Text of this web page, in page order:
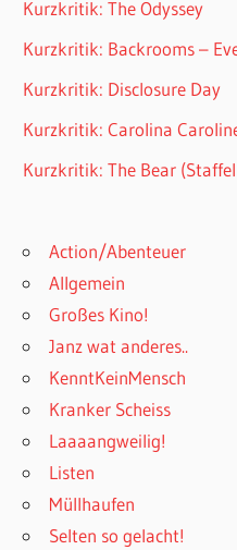
Kurzkritik: The Odyssey
Kurzkritik: Backrooms –
Kurzkritik: Disclosure Day
Kurzkritik: Carolina
Kurzkritik: The Bear
Action/Abenteuer
Allgemein
Großes Kino!
Janz wat anderes..
KenntKeinMensch
Kranker Scheiss
Laaaangweilig!
Listen
Müllhaufen
Selten so gelacht!